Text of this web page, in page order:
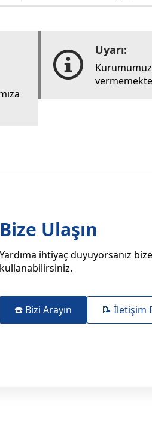
Uyarı:
Bize Ulaşın
Yardıma ihtiyaç duyuyorsanız
kullanabilirsiniz.
☎️ Bizi Arayın 📝 İletişim